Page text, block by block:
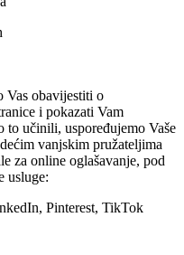
Vas obavijestiti o
i pokazati Vam
to učinili, uspoređujemo Vaše
vanjskim pružateljima
za online oglašavanje, pod
usluge:
Pinterest, TikTok